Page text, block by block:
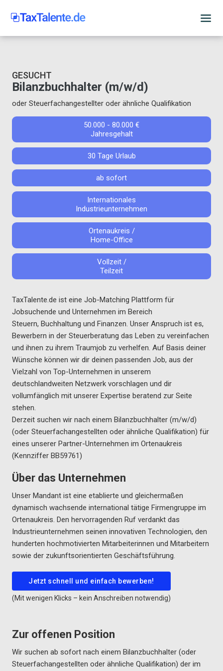
GESUCHT
Bilanzbuchhalter (m/w/d)
oder Steuerfachangestellter oder ähnliche Qualifikation
50.000 - 80.000 €
Jahresgehalt
30 Tage Urlaub
ab sofort
Internationales
Industrieunternehmen
Ortenaukreis /
Home-Office
Vollzeit /
Teilzeit
TaxTalente.de ist eine Job-Matching Plattform für
Jobsuchende und Unternehmen im Bereich
Steuern, Buchhaltung und Finanzen. Unser Anspruch ist es,
Bewerbern in der Steuerberatung das Leben zu vereinfachen
und ihnen zu ihrem Traumjob zu verhelfen. Auf Basis deiner
Wünsche können wir dir deinen passenden Job, aus der
Vielzahl von Top-Unternehmen in unserem
deutschlandweiten Netzwerk vorschlagen und dir
vollumfänglich mit unserer Expertise beratend zur Seite
stehen.
Derzeit suchen wir nach einem Bilanzbuchhalter (m/w/d)
(oder Steuerfachangestellten oder ähnliche Qualifikation) für
eines unserer Partner-Unternehmen im Ortenaukreis
(Kennziffer BB59761)
Über das Unternehmen
Unser Mandant ist eine etablierte und gleichermaßen
dynamisch wachsende international tätige Firmengruppe im
Ortenaukreis. Den hervorragenden Ruf verdankt das
Industrieunternehmen seinen innovativen Technologien, den
hunderten hochmotivierten Mitarbeiterinnen und Mitarbeitern
sowie der zukunftsorientierten Geschäftsführung.
Jetzt schnell und einfach bewerben!
(Mit wenigen Klicks – kein Anschreiben notwendig)
Zur offenen Position
Wir suchen ab sofort nach einem Bilanzbuchhalter (oder
Steuerfachangestellten oder ähnliche Qualifikation) der im